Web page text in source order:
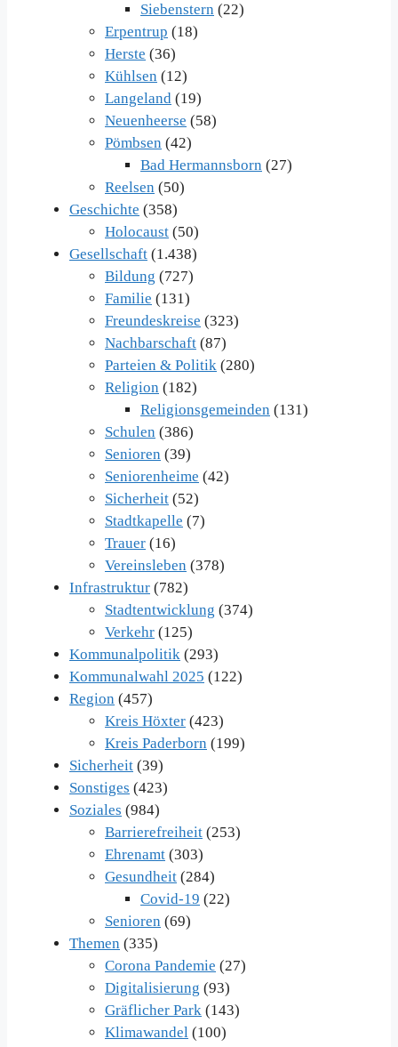
Siebenstern (22)
Erpentrup (18)
Herste (36)
Kühlsen (12)
Langeland (19)
Neuenheerse (58)
Pömbsen (42)
Bad Hermannsborn (27)
Reelsen (50)
Geschichte (358)
Holocaust (50)
Gesellschaft (1.438)
Bildung (727)
Familie (131)
Freundeskreise (323)
Nachbarschaft (87)
Parteien & Politik (280)
Religion (182)
Religionsgemeinden (131)
Schulen (386)
Senioren (39)
Seniorenheime (42)
Sicherheit (52)
Stadtkapelle (7)
Trauer (16)
Vereinsleben (378)
Infrastruktur (782)
Stadtentwicklung (374)
Verkehr (125)
Kommunalpolitik (293)
Kommunalwahl 2025 (122)
Region (457)
Kreis Höxter (423)
Kreis Paderborn (199)
Sicherheit (39)
Sonstiges (423)
Soziales (984)
Barrierefreiheit (253)
Ehrenamt (303)
Gesundheit (284)
Covid-19 (22)
Senioren (69)
Themen (335)
Corona Pandemie (27)
Digitalisierung (93)
Gräflicher Park (143)
Klimawandel (100)